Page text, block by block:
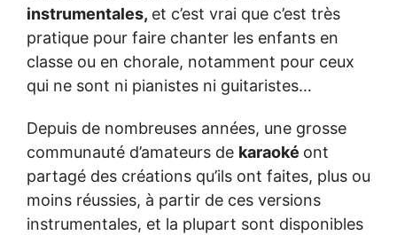
instrumentales, et c’est vrai que c’est très
pratique pour faire chanter les enfants en
classe ou en chorale, notamment pour ceux
qui ne sont ni pianistes ni guitaristes…
Depuis de nombreuses années, une grosse
communauté d’amateurs de karaoké ont
partagé des créations qu’ils ont faites, plus ou
moins réussies, à partir de ces versions
instrumentales, et la plupart sont disponibles